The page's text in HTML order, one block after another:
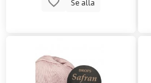
Se alla